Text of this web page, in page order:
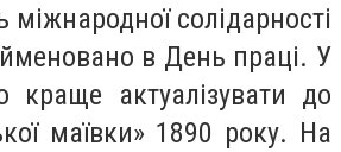
солідарності
в День праці. У
краще актуалізувати до
маївки» 1890 року. На